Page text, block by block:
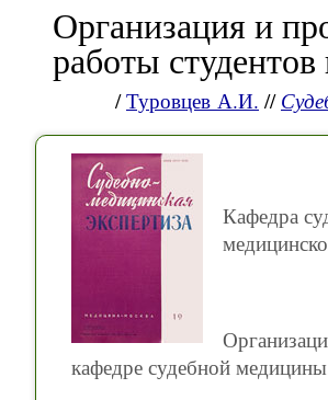
Организация и
работы
/Туровцев А.И. //
Кафедра
кафедре судебной